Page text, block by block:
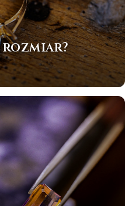
rozmiar?